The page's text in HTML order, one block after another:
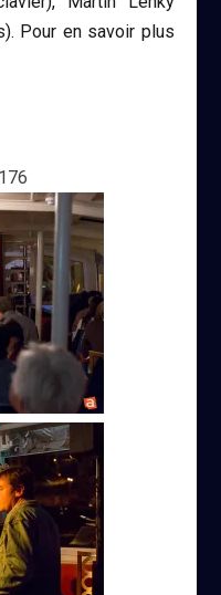
Pour en savoir plus